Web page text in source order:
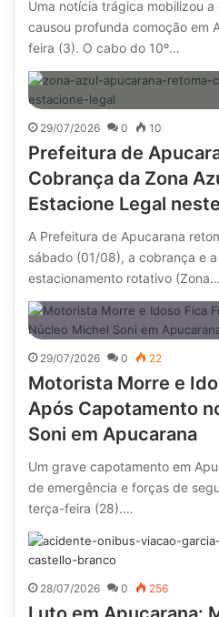
Uma notícia trágica mobilizou
causou profunda comoção em
feira (3). O cabo do 10º…
29/07/2026 0 10
Prefeitura de
Cobrança da Zona
Estacione Legal
A Prefeitura de Apucarana
sábado (01/08), a cobrança e
estacionamento rotativo (Zona…
29/07/2026 0 22
Motorista Morre e
Após Capotamento
Soni em Apucarana
Um grave capotamento em
de emergência e forças de
terça-feira (28).…
28/07/2026 0 256